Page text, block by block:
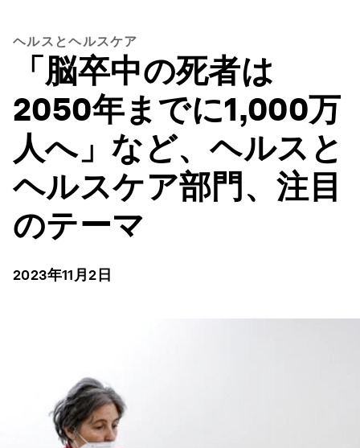
ヘルスとヘルスケア
「脳卒中の死者は
2050年までに1,000万
人へ」など、ヘルスと
ヘルスケア部門、注目
のテーマ
2023年11月2日